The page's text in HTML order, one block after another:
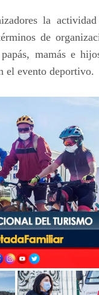
la
de
mamás e
el evento deportivo.